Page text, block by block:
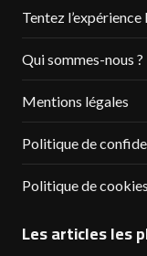
Tentez
Qui sommes-nous ?
Mentions légales
Politique de
Politique de cookies
Les articles les